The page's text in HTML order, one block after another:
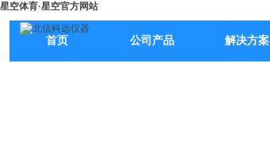
星空体育·星空官方网站
首页 公司产品 解决方案